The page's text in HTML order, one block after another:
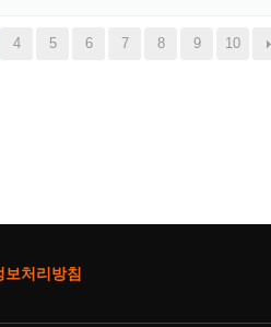
4 5 6 7 8 9 10
보처리방침